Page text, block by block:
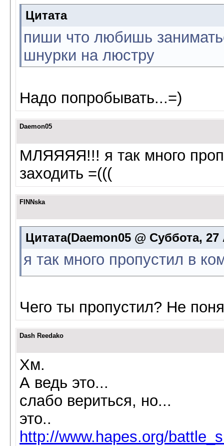
Цитата
пиши что любишь
шнурки на люстру
Надо попробывать...=)
Daemon05
МЛЯЯЯЯ!!! я так много
заходить =(((
FINNska
Цитата(Daemon05 @ Суббота, 27
я так много пропустил в
Чего ты пропустил? Не
Dash Reedako
Хм.
А ведь это...
слабо вериться, но...
это..
http://www.hapes.org/